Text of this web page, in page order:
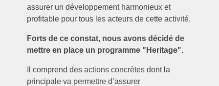
assurer un développement harmonieux et
profitable pour tous les acteurs de cette activité.
Forts de ce constat, nous avons décidé de
mettre en place un programme "Heritage".
Il comprend des actions concrètes dont la
principale va permettre d’assurer